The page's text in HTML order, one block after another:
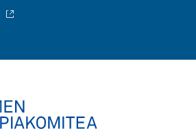
(extern